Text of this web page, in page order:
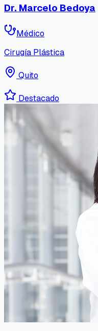
Dr. Marcelo Bedoya
Médico
Cirugía Plástica
Quito
Destacado